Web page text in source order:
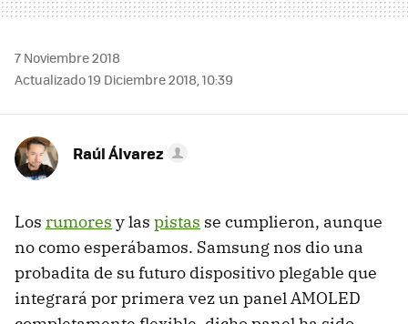
7 Noviembre 2018
Actualizado 19 Diciembre 2018, 10:39
Raúl Álvarez
Los rumores y las pistas se cumplieron, aunque
no como esperábamos. Samsung nos dio una
probadita de su futuro dispositivo plegable que
integrará por primera vez un panel AMOLED